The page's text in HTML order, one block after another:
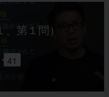
第１問）
41